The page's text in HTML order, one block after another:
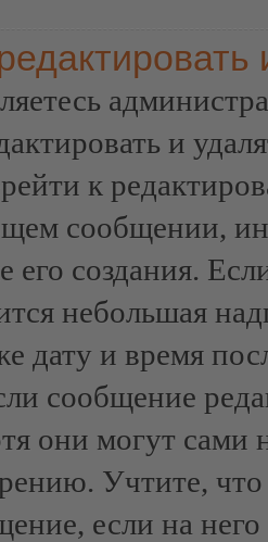
и
к
сообщении,
его создания.
небольшая
дату и время
сообщение
они могут сами
Учтите,
если на